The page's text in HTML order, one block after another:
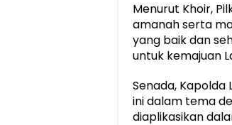
Menurut Khoir,
amanah serta
yang baik dan
untuk kemajuan
Senada,
ini dalam tema
diaplikasikan